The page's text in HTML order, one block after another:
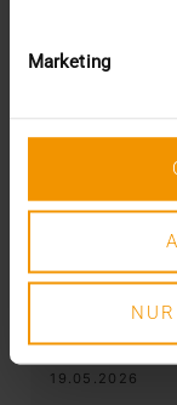
Marketing
Mehr
19.05.2026